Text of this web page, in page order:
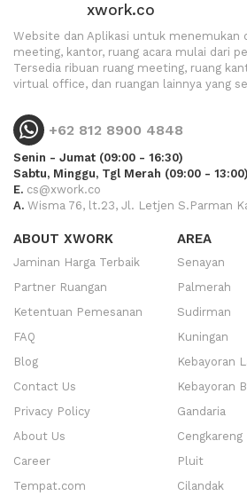
xwork.co
Website dan Aplikasi untuk menemukan
meeting, kantor, ruang acara mulai dari
Tersedia ribuan ruang meeting, ruang
virtual office, dan ruangan lainnya yang
+62 812 8900 4848
Senin - Jumat (09:00 - 16:30)
Sabtu, Minggu, Tgl Merah (09:00 - 13:00)
E. cs@xwork.co
A. Wisma 76, lt.23, Jl. Letjen S.Parman
ABOUT XWORK
Jaminan Harga Terbaik
Partner Ruangan
Ketentuan Pemesanan
FAQ
Blog
Contact Us
Privacy Policy
About Us
Career
Tempat.com
AREA
Senayan
Palmerah
Sudirman
Kuningan
Kebayoran
Kebayoran
Gandaria
Cengkareng
Pluit
Cilandak